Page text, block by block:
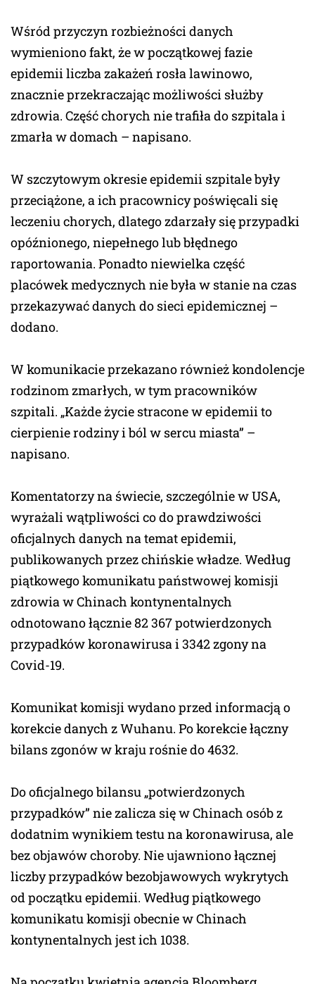
Wśród przyczyn rozbieżności danych
wymieniono fakt, że w początkowej fazie
epidemii liczba zakażeń rosła lawinowo,
znacznie przekraczając możliwości służby
zdrowia. Część chorych nie trafiła do szpitala i
zmarła w domach – napisano.
W szczytowym okresie epidemii szpitale były
przeciążone, a ich pracownicy poświęcali się
leczeniu chorych, dlatego zdarzały się przypadki
opóźnionego, niepełnego lub błędnego
raportowania. Ponadto niewielka część
placówek medycznych nie była w stanie na czas
przekazywać danych do sieci epidemicznej –
dodano.
W komunikacie przekazano również kondolencje
rodzinom zmarłych, w tym pracowników
szpitali. „Każde życie stracone w epidemii to
cierpienie rodziny i ból w sercu miasta” –
napisano.
Komentatorzy na świecie, szczególnie w USA,
wyrażali wątpliwości co do prawdziwości
oficjalnych danych na temat epidemii,
publikowanych przez chińskie władze. Według
piątkowego komunikatu państwowej komisji
zdrowia w Chinach kontynentalnych
odnotowano łącznie 82 367 potwierdzonych
przypadków koronawirusa i 3342 zgony na
Covid-19.
Komunikat komisji wydano przed informacją o
korekcie danych z Wuhanu. Po korekcie łączny
bilans zgonów w kraju rośnie do 4632.
Do oficjalnego bilansu „potwierdzonych
przypadków” nie zalicza się w Chinach osób z
dodatnim wynikiem testu na koronawirusa, ale
bez objawów choroby. Nie ujawniono łącznej
liczby przypadków bezobjawowych wykrytych
od początku epidemii. Według piątkowego
komunikatu komisji obecnie w Chinach
kontynentalnych jest ich 1038.